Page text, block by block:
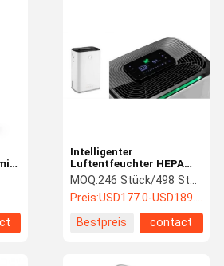
Intelligenter
Luftentfeuchter HEPA
LuftreinigungsentfeuchterPM
2.5 Anionen Tuya Wifi
TFT-Display
MOQ:246 Stück/498 Stück/610 Stück
Preis:USD177.0-USD189.00
Bestpreis
contact